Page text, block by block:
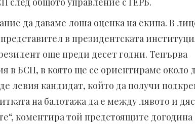
да даваме лоша оценка на екипа. В
в президентската
още преди десет годни. Тепърва
в БСП, в която ще се ориентираме около
левия кандидат, който да получи
на балотажа да е между лявото и
коментира той предстоящите догодина